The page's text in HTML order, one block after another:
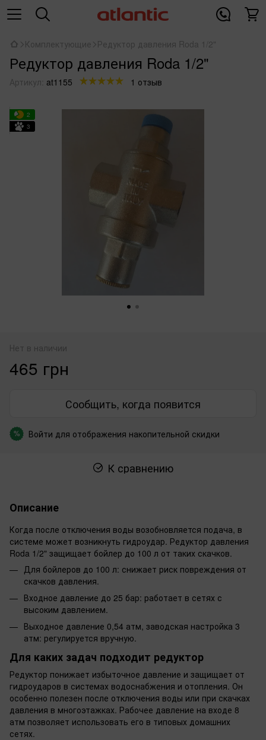
Комплектующие Редуктор давления Roda 1/2"
Редуктор давления Roda 1/2"
Артикул: at1155 1 отзыв
2
3
Нет в наличии
465 грн
Сообщить, когда появится
% Войти для отображения накопительной скидки
К сравнению
Описание
Когда после отключения воды возобновляется подача, в
системе может возникнуть гидроудар. Редуктор давления
Roda 1/2" защищает бойлер до 100 л от таких скачков.
Для бойлеров до 100 л: снижает риск повреждения от
скачков давления.
Входное давление до 25 бар: работает в сетях с
высоким давлением.
Выходное давление 0,54 атм, заводская настройка 3
атм: регулируется вручную.
Для каких задач подходит редуктор
Редуктор понижает избыточное давление и защищает от
гидроударов в системах водоснабжения и отопления. Он
особенно полезен после отключения воды или при скачках
давления в многоэтажках. Рабочее давление на входе 8
атм позволяет использовать его в типовых домашних
сетях.